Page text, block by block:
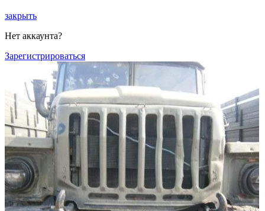
закрыть
Нет аккаунта?
Зарегистрироваться